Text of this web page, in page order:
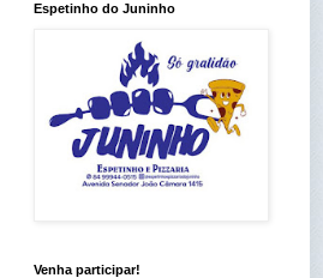
Espetinho do Juninho
Venha participar!